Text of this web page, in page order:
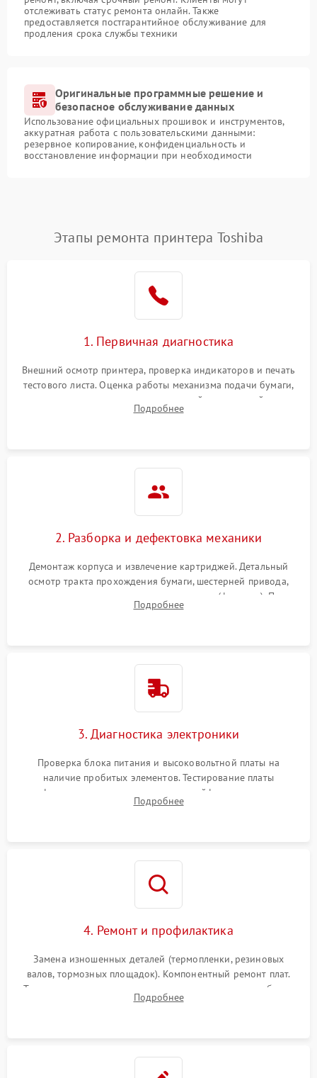
отслеживать статус ремонта онлайн. Также
предоставляется постгарантийное обслуживание для
продления срока службы техники
Оригинальные программные решение и
безопасное обслуживание данных
Использование официальных прошивок и инструментов,
аккуратная работа с пользовательскими данными:
резервное копирование, конфиденциальность и
восстановление информации при необходимости
Этапы ремонта принтера Toshiba
1. Первичная диагностика
Внешний осмотр принтера, проверка индикаторов и печать
тестового листа. Оценка работы механизма подачи бумаги,
выявление посторонних шумов, замятий и первичный анализ
дефектов печати (полосы, фон, пробелы).
Подробнее
2. Разборка и дефектовка механики
Демонтаж корпуса и извлечение картриджей. Детальный
осмотр тракта прохождения бумаги, шестерней привода,
роликов захвата и узла термозакрепления (фьюзера). Поиск
физического износа и повреждений деталей.
Подробнее
3. Диагностика электроники
Проверка блока питания и высоковольтной платы на
наличие пробитых элементов. Тестирование платы
форматирования, целостности шлейфов, контактов
картриджа и оптопар (датчиков прохождения и наличия
Подробнее
4. Ремонт и профилактика
Замена изношенных деталей (термопленки, резиновых
валов, тормозных площадок). Компонентный ремонт плат.
Тщательная очистка тракта печати, контактов и линз блока
лазера (LSU) от просыпанного тонера и пыли.
Подробнее